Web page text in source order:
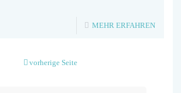
MEHR ERFAHREN-
vorherige Seite